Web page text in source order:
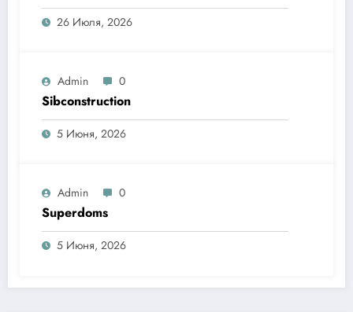
26 Июля, 2026
Admin 0
Sibconstruction
5 Июня, 2026
Admin 0
Superdoms
5 Июня, 2026